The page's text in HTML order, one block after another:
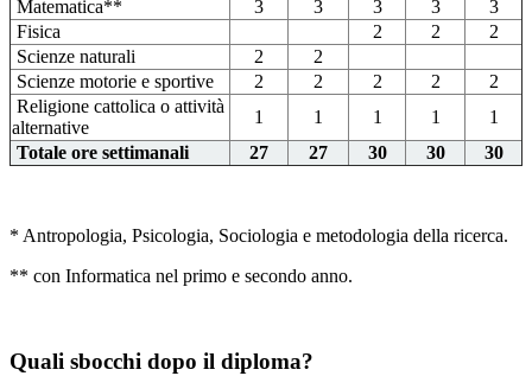
Matematica**
3 3 3 3
3
Fisica
2 2
2
Scienze naturali
2
2
Scienze motorie e sportive
2 2 2 2
2
Religione cattolica o attività
alternative
1 1 1 1
1
Totale ore settimanali
27 27 30 30 30
* Antropologia, Psicologia, Sociologia e metodologia della ricerca.
** con Informatica nel primo e secondo anno.
Quali sbocchi dopo il diploma?